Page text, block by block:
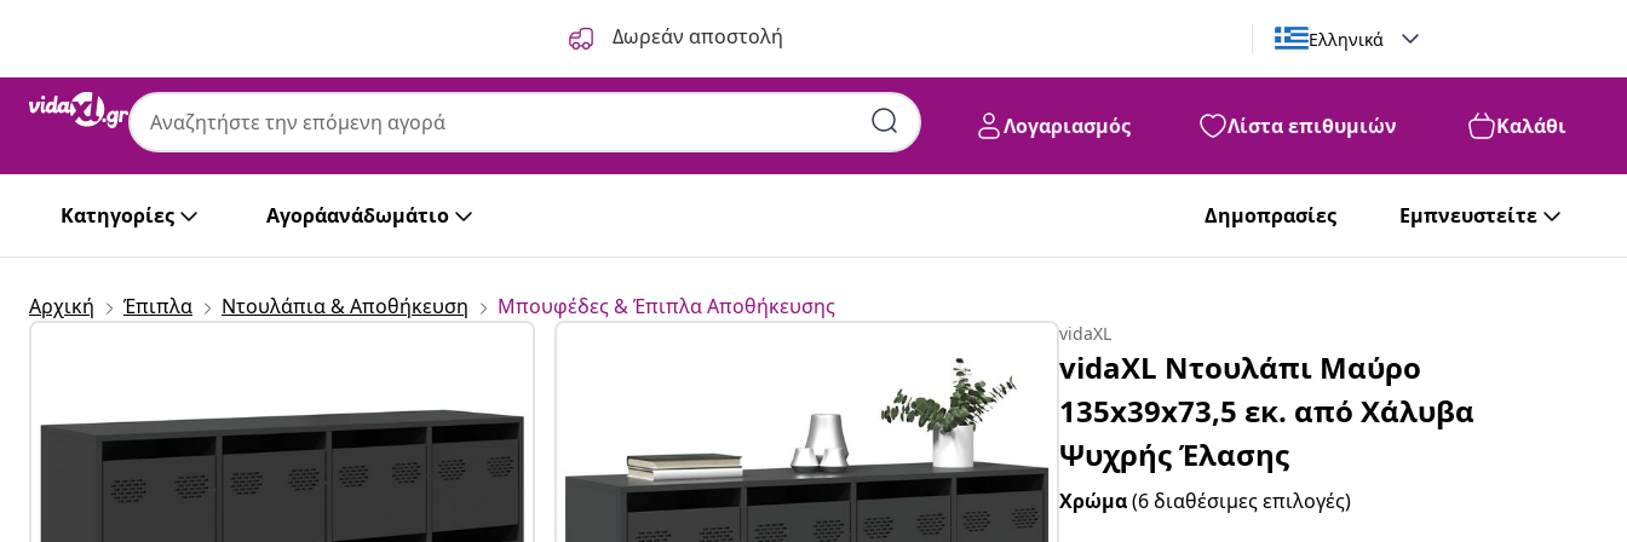
Δωρεάν αποστολή Ελληνικά
Λογαριασμός Λίστα επιθυμιών Καλάθι
Κατηγορίες Αγοράανάδωμάτιο Δημοπρασίες Εμπνευστείτε
Αρχική Έπιπλα Ντουλάπια & Αποθήκευση Μπουφέδες & Έπιπλα Αποθήκευσης
vidaXL
vidaXL Ντουλάπι Μαύρο
135x39x73,5 εκ. από Χάλυβα
Ψυχρής Έλασης
Χρώμα(6 διαθέσιμες επιλογές)